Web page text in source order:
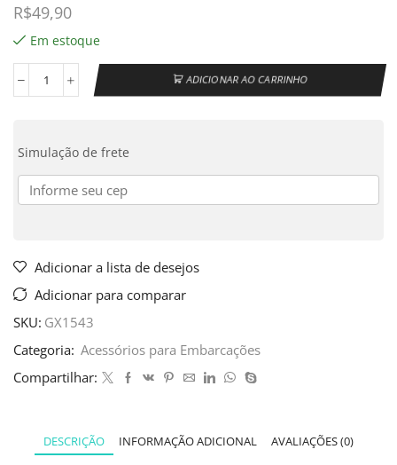
R$49,90
Em estoque
ADICIONAR AO CARRINHO
Simulação de frete
Adicionar a lista de desejos
Adicionar para comparar
SKU: GX1543
Categoria: Acessórios para Embarcações
Compartilhar:
DESCRIÇÃO INFORMAÇÃO ADICIONAL AVALIAÇÕES (0)